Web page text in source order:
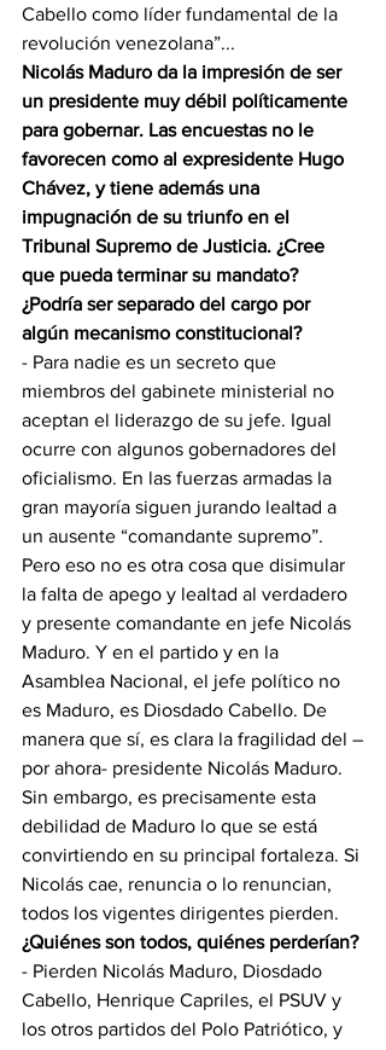
Cabello como líder fundamental de la
revolución venezolana”...
Nicolás Maduro da la impresión de ser
un presidente muy débil políticamente
para gobernar. Las encuestas no le
favorecen como al expresidente Hugo
Chávez, y tiene además una
impugnación de su triunfo en el
Tribunal Supremo de Justicia. ¿Cree
que pueda terminar su mandato?
¿Podría ser separado del cargo por
algún mecanismo constitucional?
- Para nadie es un secreto que
miembros del gabinete ministerial no
aceptan el liderazgo de su jefe. Igual
ocurre con algunos gobernadores del
oficialismo. En las fuerzas armadas la
gran mayoría siguen jurando lealtad a
un ausente “comandante supremo”.
Pero eso no es otra cosa que disimular
la falta de apego y lealtad al verdadero
y presente comandante en jefe Nicolás
Maduro. Y en el partido y en la
Asamblea Nacional, el jefe político no
es Maduro, es Diosdado Cabello. De
manera que sí, es clara la fragilidad del –
por ahora- presidente Nicolás Maduro.
Sin embargo, es precisamente esta
debilidad de Maduro lo que se está
convirtiendo en su principal fortaleza. Si
Nicolás cae, renuncia o lo renuncian,
todos los vigentes dirigentes pierden.
¿Quiénes son todos, quiénes perderían?
- Pierden Nicolás Maduro, Diosdado
Cabello, Henrique Capriles, el PSUV y
los otros partidos del Polo Patriótico, y